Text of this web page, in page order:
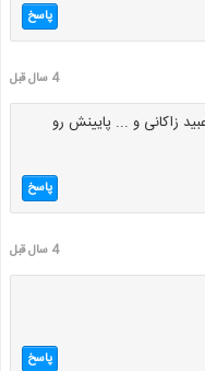
پاسخ
4 سال قبل
زاکانی و ... پایینش رو
پاسخ
4 سال قبل
پاسخ